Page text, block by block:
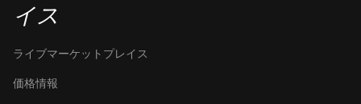
イス
ライブマーケットプレイス
価格情報